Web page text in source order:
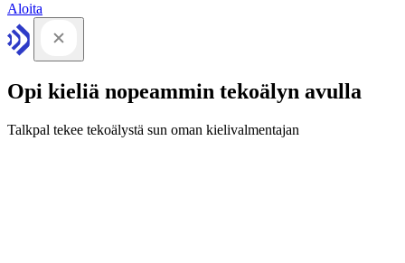
Aloita
Opi kieliä nopeammin tekoälyn avulla
Talkpal tekee tekoälystä sun oman kielivalmentajan